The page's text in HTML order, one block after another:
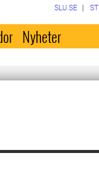
SLU.SE
Nyheter